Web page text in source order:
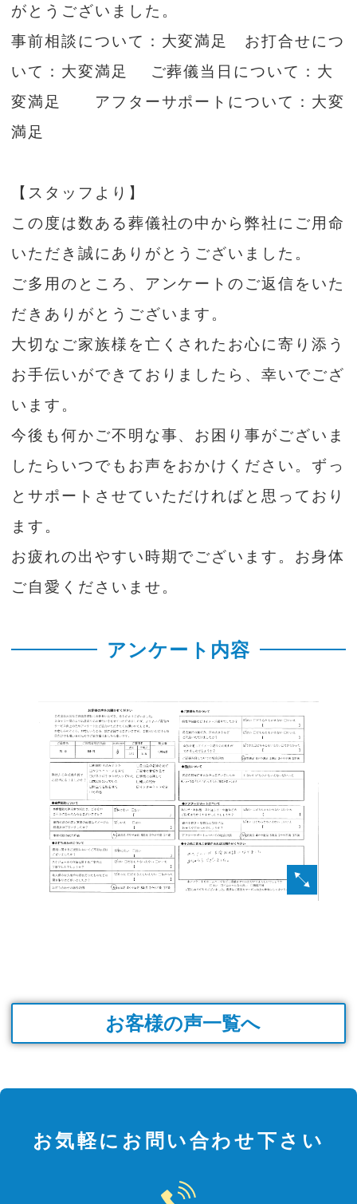
がとうございました。
事前相談について：大変満足 お打合せにつ
いて：大変満足 ご葬儀当日について：大
変満足 アフターサポートについて：大変
満足
【スタッフより】
この度は数ある葬儀社の中から弊社にご用命
いただき誠にありがとうございました。
ご多用のところ、アンケートのご返信をいた
だきありがとうございます。
大切なご家族様を亡くされたお心に寄り添う
お手伝いができておりましたら、幸いでござ
います。
今後も何かご不明な事、お困り事がございま
したらいつでもお声をおかけください。ずっ
とサポートさせていただければと思っており
ます。
お疲れの出やすい時期でございます。お身体
ご自愛くださいませ。
アンケート内容
お客様の声一覧へ
お気軽にお問い合わせ下さい